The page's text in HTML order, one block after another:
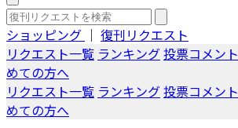
ショッピング ｜ 復刊リクエスト
リクエスト一覧 ランキング投票コメント
めての方へ
リクエスト一覧 ランキング投票コメント
めての方へ